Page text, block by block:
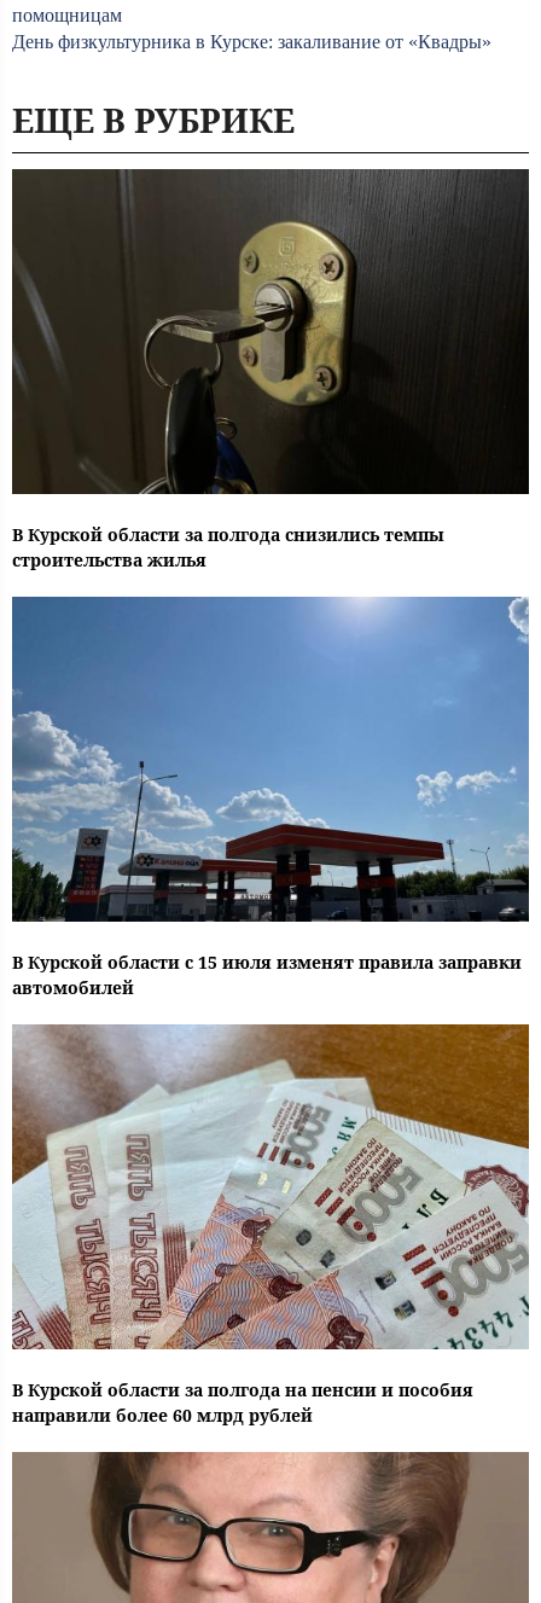
помощницам
День физкультурника в Курске: закаливание от «Квадры»
ЕЩЕ В РУБРИКЕ
В Курской области за полгода снизились темпы
строительства жилья
В Курской области с 15 июля изменят правила заправки
автомобилей
В Курской области за полгода на пенсии и пособия
направили более 60 млрд рублей